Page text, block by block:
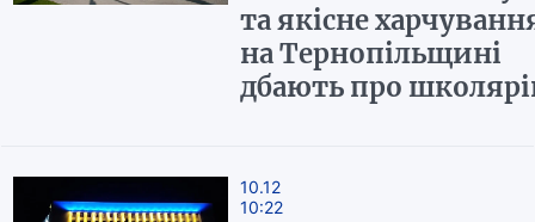
та якісне
на Тернопільщині
дбають про
10.12
10:22